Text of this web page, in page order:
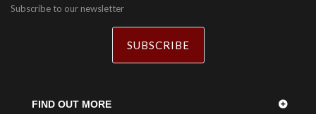
Subscribe to our newsletter
SUBSCRIBE
FIND OUT MORE